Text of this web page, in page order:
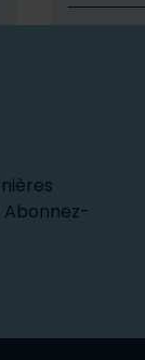
Abonnez-